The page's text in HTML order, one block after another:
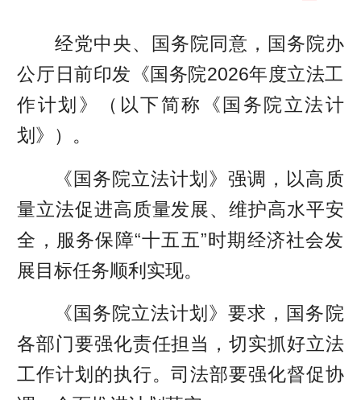
经党中央、国务院同意，国务院办
公厅日前印发《国务院2026年度立法工
作计划》（以下简称《国务院立法计
划》）。
《国务院立法计划》强调，以高质
量立法促进高质量发展、维护高水平安
全，服务保障“十五五”时期经济社会发
展目标任务顺利实现。
《国务院立法计划》要求，国务院
各部门要强化责任担当，切实抓好立法
工作计划的执行。司法部要强化督促协